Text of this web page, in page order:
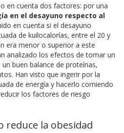
en cuenta dos factores: por una
en el desayuno respecto al
en cuenta si el desayuno
de kuilocalorías, entre el 20 y
era menor o superior a este
analizado los efectos de tomar un
un buen balance de proteínas,
Han visto que ingerir por la
de energía y hacerlo comiendo
los factores de riesgo
reduce la obesidad